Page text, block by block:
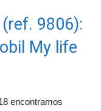
9806):
My life
encontramos